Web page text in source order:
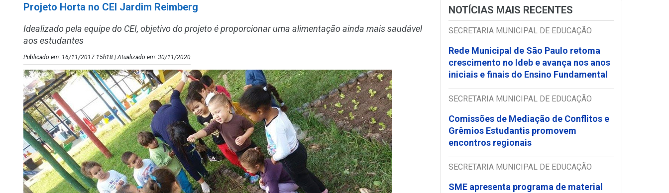
Projeto Horta no CEI Jardim Reimberg
Idealizado pela equipe do CEI, objetivo do projeto é proporcionar uma alimentação ainda mais saudável
aos estudantes
Publicado em: 16/11/2017 15h18 | Atualizado em: 30/11/2020
NOTÍCIAS MAIS RECENTES
SECRETARIA MUNICIPAL DE EDUCAÇÃO
Rede Municipal de São Paulo retoma
crescimento no Ideb e avança nos anos
iniciais e finais do Ensino Fundamental
SECRETARIA MUNICIPAL DE EDUCAÇÃO
Comissões de Mediação de Conflitos e
Grêmios Estudantis promovem
encontros regionais
SECRETARIA MUNICIPAL DE EDUCAÇÃO
SME apresenta programa de material